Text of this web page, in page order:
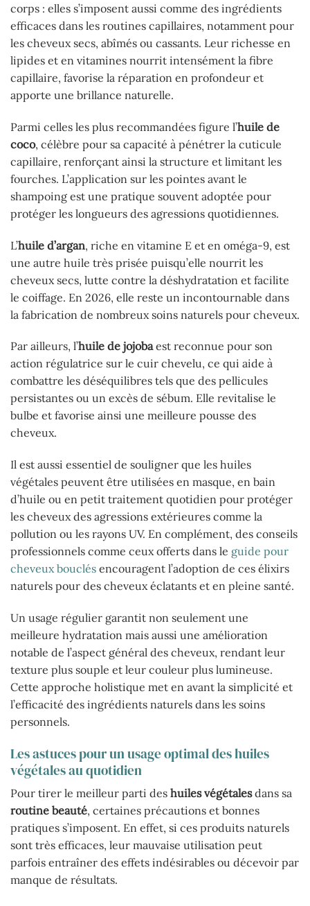
corps : elles s’imposent aussi comme des ingrédients
efficaces dans les routines capillaires, notamment pour
les cheveux secs, abîmés ou cassants. Leur richesse en
lipides et en vitamines nourrit intensément la fibre
capillaire, favorise la réparation en profondeur et
apporte une brillance naturelle.
Parmi celles les plus recommandées figure l’huile de
coco, célèbre pour sa capacité à pénétrer la cuticule
capillaire, renforçant ainsi la structure et limitant les
fourches. L’application sur les pointes avant le
shampoing est une pratique souvent adoptée pour
protéger les longueurs des agressions quotidiennes.
L’huile d’argan, riche en vitamine E et en oméga-9, est
une autre huile très prisée puisqu’elle nourrit les
cheveux secs, lutte contre la déshydratation et facilite
le coiffage. En 2026, elle reste un incontournable dans
la fabrication de nombreux soins naturels pour cheveux.
Par ailleurs, l’huile de jojobaest reconnue pour son
action régulatrice sur le cuir chevelu, ce qui aide à
combattre les déséquilibres tels que des pellicules
persistantes ou un excès de sébum. Elle revitalise le
bulbe et favorise ainsi une meilleure pousse des
cheveux.
Il est aussi essentiel de souligner que les huiles
végétales peuvent être utilisées en masque, en bain
d’huile ou en petit traitement quotidien pour protéger
les cheveux des agressions extérieures comme la
pollution ou les rayons UV. En complément, des conseils
professionnels comme ceux offerts dans le guide pour
cheveux bouclés encouragent l’adoption de ces élixirs
naturels pour des cheveux éclatants et en pleine santé.
Un usage régulier garantit non seulement une
meilleure hydratation mais aussi une amélioration
notable de l’aspect général des cheveux, rendant leur
texture plus souple et leur couleur plus lumineuse.
Cette approche holistique met en avant la simplicité et
l’efficacité des ingrédients naturels dans les soins
personnels.
Les astuces pour un usage optimal des huiles
végétales au quotidien
Pour tirer le meilleur parti des huiles végétalesdans sa
routine beauté, certaines précautions et bonnes
pratiques s’imposent. En effet, si ces produits naturels
sont très efficaces, leur mauvaise utilisation peut
parfois entraîner des effets indésirables ou décevoir par
manque de résultats.